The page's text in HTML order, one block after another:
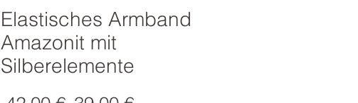
Elastisches Armband
Amazonit mit
Silberelemente